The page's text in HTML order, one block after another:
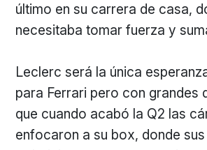
último en su carrera de casa,
necesitaba tomar fuerza y
Leclerc será la única
para Ferrari pero con grandes
que cuando acabó la Q2 las
enfocaron a su box, donde